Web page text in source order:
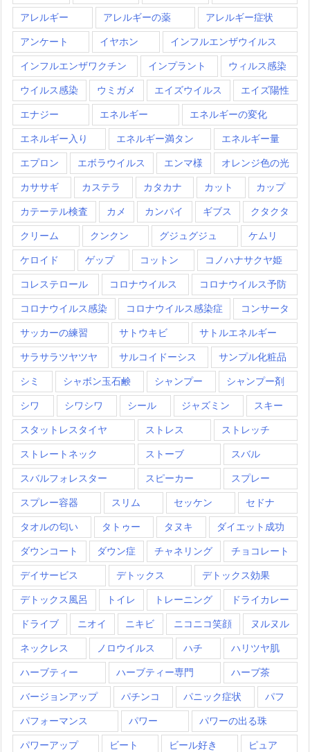
アレルギー アレルギーの薬 アレルギー症状
アンケート イヤホン インフルエンザウイルス
インフルエンザワクチン インプラント ウィルス感染
ウイルス感染 ウミガメ エイズウイルス エイズ陽性
エナジー エネルギー エネルギーの変化
エネルギー入り エネルギー満タン エネルギー量
エプロン エボラウイルス エンマ様 オレンジ色の光
カササギ カステラ カタカナ カット カップ
カテーテル検査 カメ カンパイ ギブス クタクタ
クリーム クンクン グジュグジュ ケムリ
ケロイド ゲップ コットン コノハナサクヤ姫
コレステロール コロナウイルス コロナウイルス予防
コロナウイルス感染 コロナウイルス感染症 コンサータ
サッカーの練習 サトウキビ サトルエネルギー
サラサラツヤツヤ サルコイドーシス サンプル化粧品
シミ シャボン玉石鹸 シャンプー シャンプー剤
シワ シワシワ シール ジャズミン スキー
スタットレスタイヤ ストレス ストレッチ
ストレートネック ストーブ スバル
スバルフォレスター スピーカー スプレー
スプレー容器 スリム セッケン セドナ
タオルの匂い タトゥー タヌキ ダイエット成功
ダウンコート ダウン症 チャネリング チョコレート
デイサービス デトックス デトックス効果
デトックス風呂 トイレ トレーニング ドライカレー
ドライブ ニオイ ニキビ ニコニコ笑顔 ヌルヌル
ネックレス ノロウイルス ハチ ハリツヤ肌
ハーブティー ハーブティー専門 ハーブ茶
バージョンアップ パチンコ パニック症状 パフ
パフォーマンス パワー パワーの出る珠
パワーアップ ビート ビール好き ピュア